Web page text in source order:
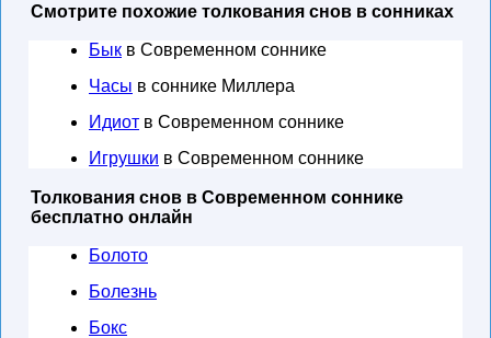
Смотрите похожие толкования снов в сонниках
Бык в Современном соннике
Часы в соннике Миллера
Идиот в Современном соннике
Игрушки в Современном соннике
Толкования снов в Современном соннике
бесплатно онлайн
Болото
Болезнь
Бокс